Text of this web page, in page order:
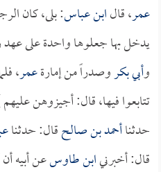
عمر، قالابن عباس: بلى، كان
يدخل بها جعلوها واحدة على
وأبي بكروصدراً من إمارةعمر،
تتابعوا فيها، قال: أجيزوهن
حدثناأحمد بن صالحقال: حدثنا
قال: أخبرنيابن طاوسعن أبيه أن